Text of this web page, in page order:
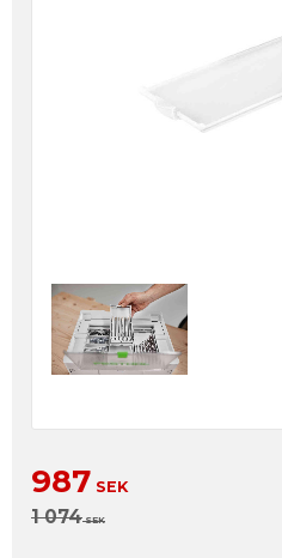
Nedsatt pris:
987 SEK
Ordinarie pris:
1 074SEK